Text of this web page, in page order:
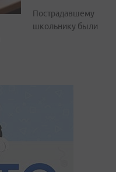
Пострадавшему
школьнику были